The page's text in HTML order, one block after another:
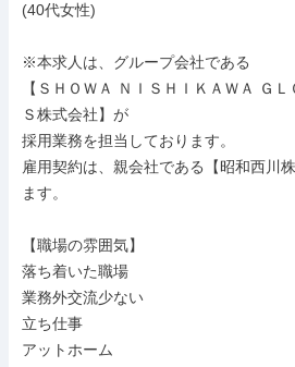
(40代女性)
※本求人は、グループ会社である
【ＳＨＯＷＡ ＮＩＳＨＩＫＡＷＡ Ｇ
Ｓ株式会社】が
採用業務を担当しております。
雇用契約は、親会社である【昭和西川
ます。
【職場の雰囲気】
落ち着いた職場
業務外交流少ない
立ち仕事
アットホーム